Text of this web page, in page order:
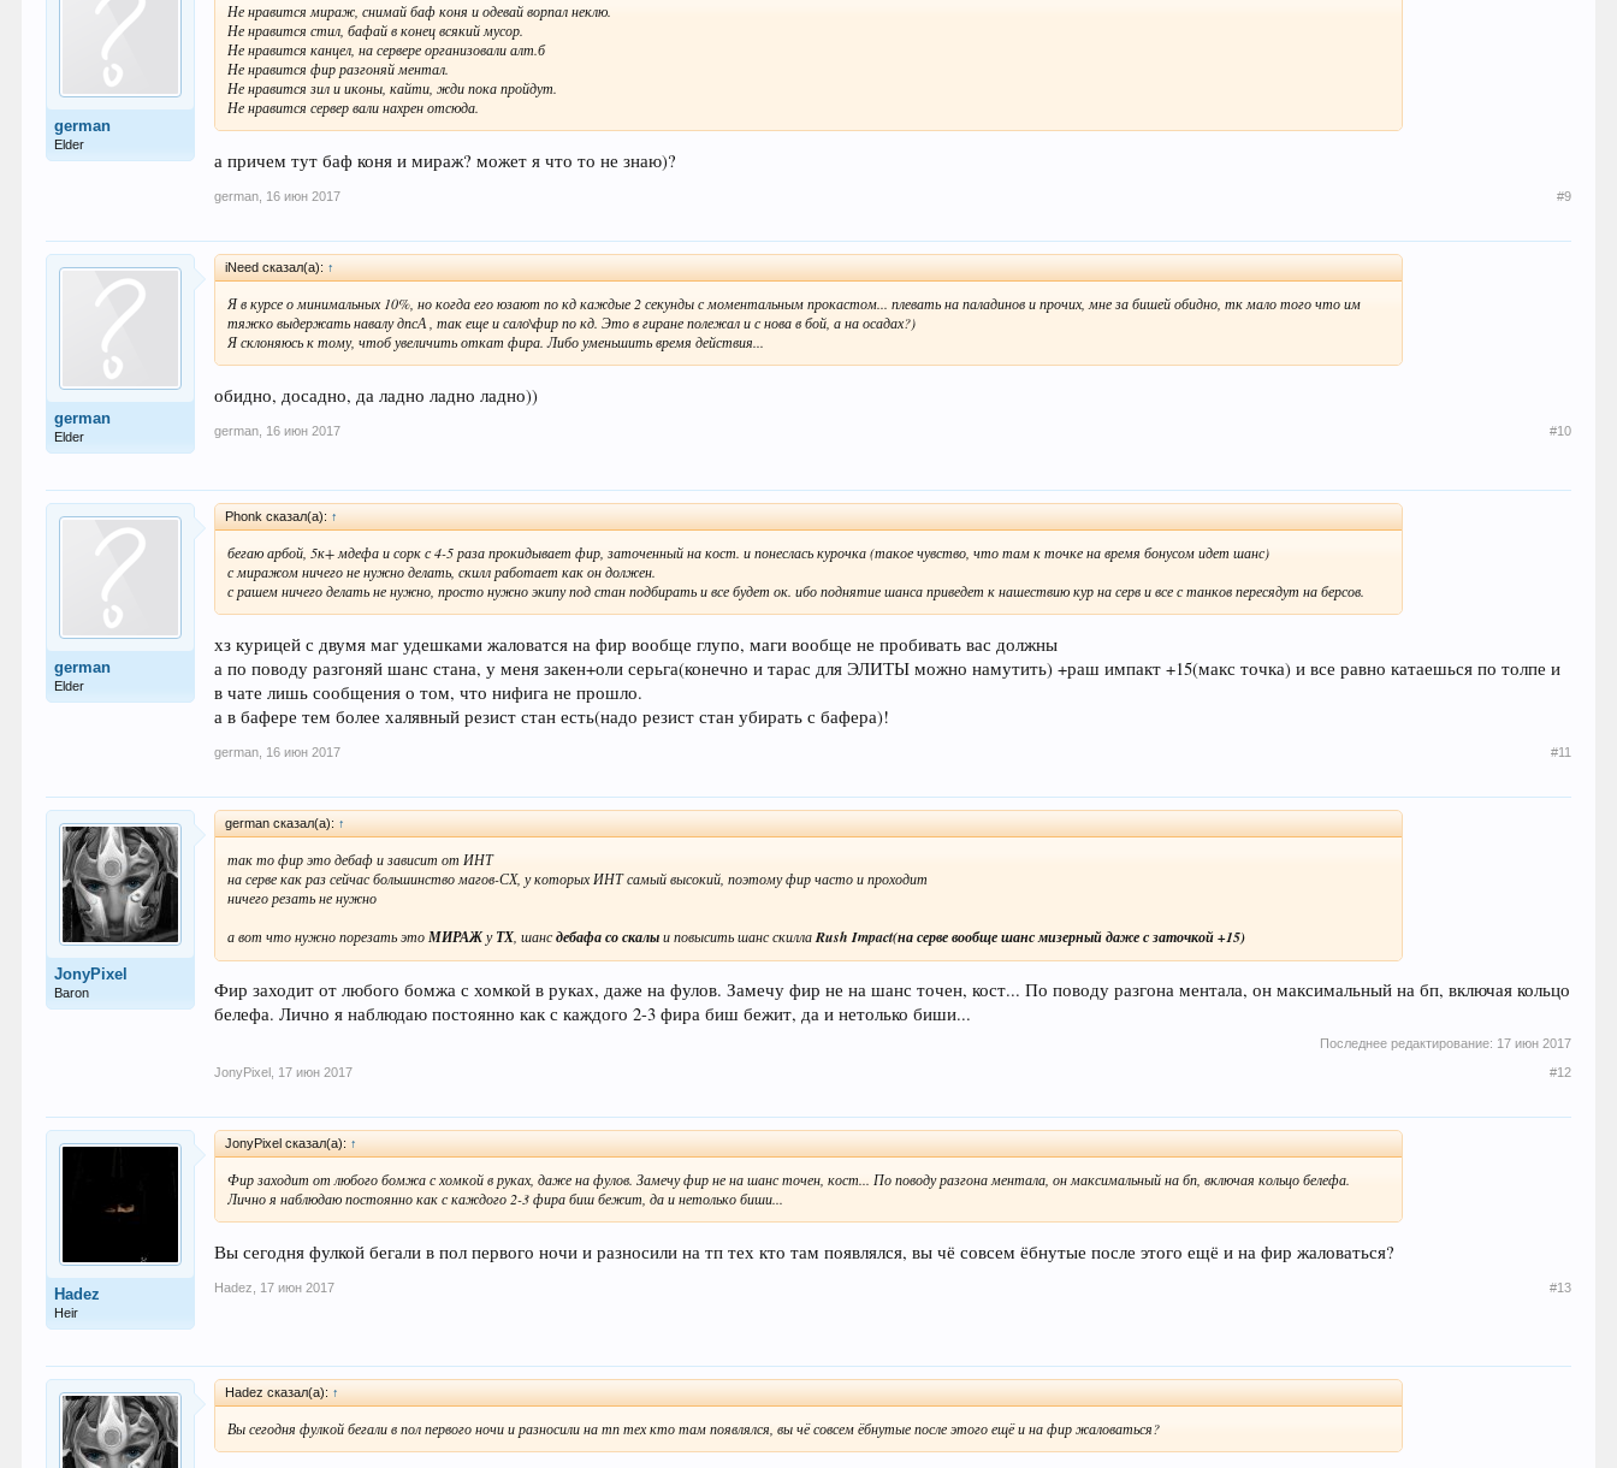
german
Elder
Не нравится мираж, снимай баф коня и одевай ворпал неклю.
Не нравится стил, бафай в конец всякий мусор.
Не нравится канцел, на сервере организовали алт.б
Не нравится фир разгоняй ментал.
Не нравится зил и иконы, кайти, жди пока пройдут.
Не нравится сервер вали нахрен отсюда.
а причем тут баф коня и мираж? может я что то не знаю)?
german 16 июн 2017 #9
german
Elder
iNeed сказал(а): ↑
Я в курсе о минимальных 10%, но когда его юзают по кд каждые 2 секунды с моментальным прокастом... плевать на паладинов и прочих, мне за бишей обидно, тк мало того что им
тяжко выдержать навалу дпсА , так еще и сало\фир по кд. Это в гиране полежал и с нова в бой, а на осадах?)
Я склоняюсь к тому, чтоб увеличить откат фира. Либо уменьшить время действия...
обидно, досадно, да ладно ладно ладно))
german 16 июн 2017 #10
german
Elder
Phonk сказал(а): ↑
бегаю арбой, 5к+ мдефа и сорк с 4-5 раза прокидывает фир, заточенный на кост. и понеслась курочка (такое чувство, что там к точке на время бонусом идет шанс)
с миражом ничего не нужно делать, скилл работает как он должен.
с рашем ничего делать не нужно, просто нужно экипу под стан подбирать и все будет ок. ибо поднятие шанса приведет к нашествию кур на серв и все с танков пересядут на берсов.
хз курицей с двумя маг удешками жаловатся на фир вообще глупо, маги вообще не пробивать вас должны
а по поводу разгоняй шанс стана, у меня закен+оли серьга(конечно и тарас для ЭЛИТЫ можно намутить) +раш импакт +15(макс точка) и все равно катаешься по толпе и
в чате лишь сообщения о том, что нифига не прошло.
а в бафере тем более халявный резист стан есть(надо резист стан убирать с бафера)!
german 16 июн 2017 #11
JonyPixel
Baron
german сказал(а): ↑
так то фир это дебаф и зависит от ИНТ
на серве как раз сейчас большинство магов-СХ, у которых ИНТ самый высокий, поэтому фир часто и проходит
ничего резать не нужно
а вот что нужно порезать это МИРАЖуТХ , шансдебафа со скалыи повысить шанс скиллаRush Impact(на серве вообще шанс мизерный даже с заточкой +15)
Фир заходит от любого бомжа с хомкой в руках, даже на фулов. Замечу фир не на шанс точен, кост... По поводу разгона ментала, он максимальный на бп, включая кольцо
белефа. Лично я наблюдаю постоянно как с каждого 2-3 фира биш бежит, да и нетолько биши...
Последнее редактирование: 17 июн 2017
JonyPixel
17 июн 2017 #12
Hadez
Heir
JonyPixel сказал(а): ↑
Фир заходит от любого бомжа с хомкой в руках, даже на фулов. Замечу фир не на шанс точен, кост... По поводу разгона ментала, он максимальный на бп, включая кольцо белефа.
Лично я наблюдаю постоянно как с каждого 2-3 фира биш бежит, да и нетолько биши...
Вы сегодня фулкой бегали в пол первого ночи и разносили на тп тех кто там появлялся, вы чё совсем ёбнутые после этого ещё и на фир жаловаться?
Hadez 17 июн 2017 #13
Hadez сказал(а): ↑
Вы сегодня фулкой бегали в пол первого ночи и разносили на тп тех кто там появлялся, вы чё совсем ёбнутые после этого ещё и на фир жаловаться?